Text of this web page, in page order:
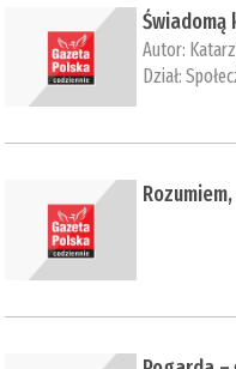
Świadomą
Autor:
Dział: